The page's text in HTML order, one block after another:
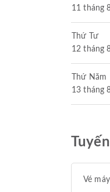
11 tháng
Thứ Tư
12 tháng
Thứ Năm
13 tháng
Vé